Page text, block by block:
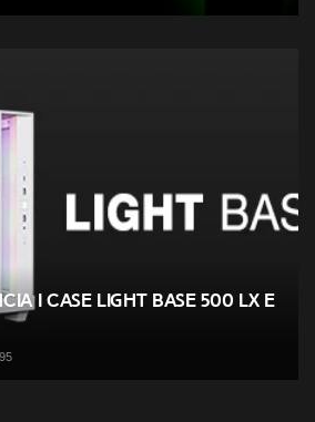
i case Light Base 500 LX e